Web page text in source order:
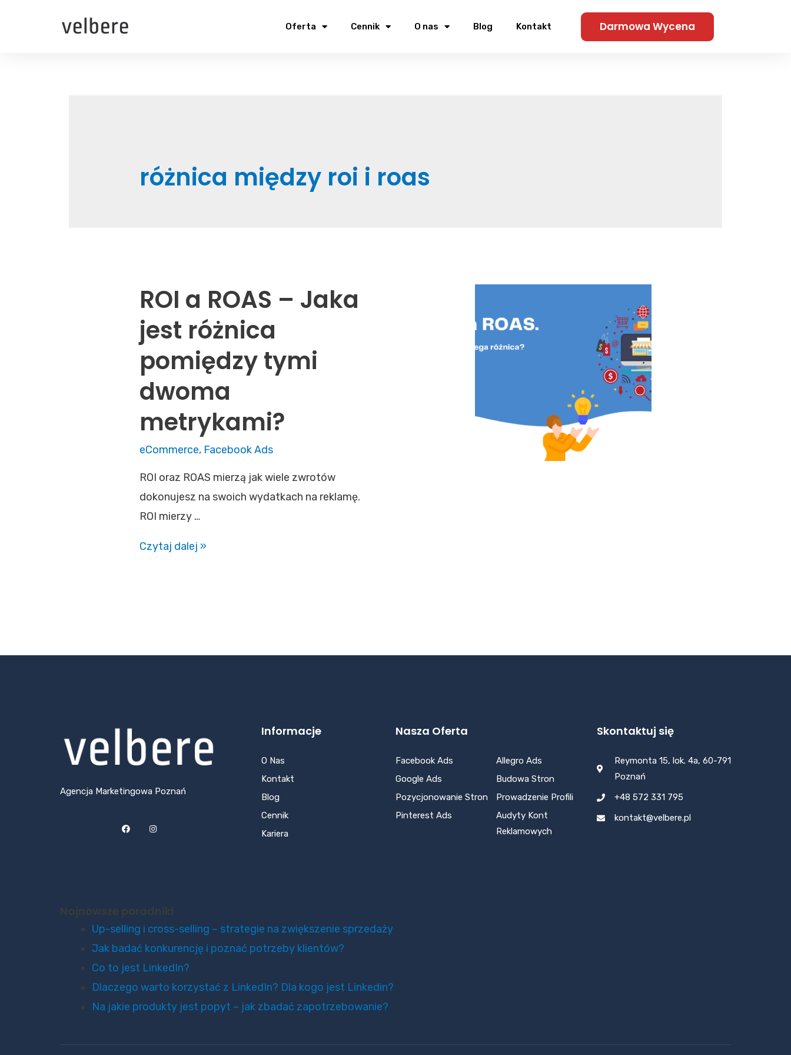
Oferta Cennik O nas Blog Kontakt Darmowa Wycena
różnica między roi i roas
ROI a ROAS – Jaka
jest różnica
pomiędzy tymi
dwoma
metrykami?
eCommerce, Facebook Ads
ROI oraz ROAS mierzą jak wiele zwrotów
dokonujesz na swoich wydatkach na reklamę.
ROI mierzy …
Czytaj dalej »
Agencja Marketingowa Poznań
Informacje
O Nas
Kontakt
Blog
Cennik
Kariera
Nasza Oferta
Facebook Ads
Google Ads
Pozycjonowanie Stron
Pinterest Ads
Allegro Ads
Budowa Stron
Prowadzenie Profili
Audyty Kont
Reklamowych
Skontaktuj się
Reymonta 15, lok. 4a, 60-791
Poznań
+48 572 331 795
kontakt@velbere.pl
Najnowsze poradniki
Up-selling i cross-selling – strategie na zwiększenie sprzedaży
Jak badać konkurencję i poznać potrzeby klientów?
Co to jest LinkedIn?
Dlaczego warto korzystać z LinkedIn? Dla kogo jest Linkedin?
Na jakie produkty jest popyt – jak zbadać zapotrzebowanie?